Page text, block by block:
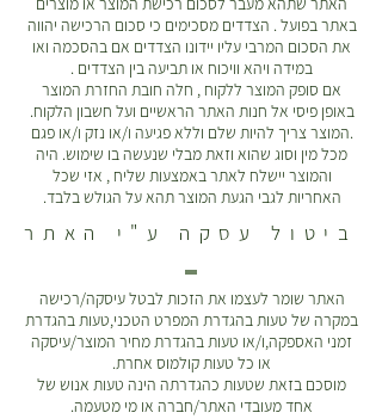
באתר בפועל . הצדדים מסכימים כי סכום הרכישה יהווה
את הסכום המרבי עליו יידונו הצדדים אם בהסכמה ואו
במידה ויהא וויכוח או תביעה בין הצדדים .
אם סופק המוצר ללקוח , חלה חובת החזרת המוצר
באופן פיסי אל חנות האתר הראשיים ועל חשבון הלקוח.
.המוצר צריך להיות שלם וללא פגיעה ו/או נזק ו/או פגם
מכל מין וסוג שהוא וזאת מבלי שנעשה בו שימוש. היה
והמוצר יישלח לאתר באמצעות שליח , אזי שכל
האחריות לגבי הגעת המוצר תהא על הגולש בלבד.
ביטול עסקה ע"י האתר
האתר שומר לעצמו את הזכות לבטל עיסקה/רכישה
במקרה של טעות בהגדרת המפרט הטכני,טעות בהגדרת
זמני האספקה,ו/או טעות בהגדרת מחיר המוצר/עיסקה
או כל טעות קולמוס אחרת.
מוסכם בזאת שטעות כהגדרתה הינה טעות אנוש של
אחד מעובדי האתר/חברה או מי מטעמה.